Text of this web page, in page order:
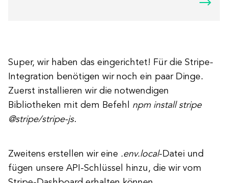
Super, wir haben das eingerichtet! Für die Stripe-
Integration benötigen wir noch ein paar Dinge.
Zuerst installieren wir die notwendigen
Bibliotheken mit dem Befehl npm install stripe
@stripe/stripe-js.
Zweitens erstellen wir eine .env.local-Datei und
fügen unsere API-Schlüssel hinzu, die wir vom